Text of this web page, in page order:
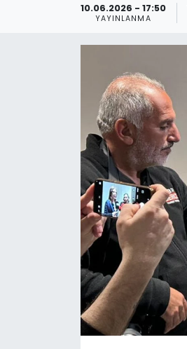
10.06.2026 - 17:50
YAYINLANMA
KKTC YEREL SEÇİM 2018
Kültür Sanat
Magazin
Nöbetçi Eczaneler
Otomobil Dünyası
Politika